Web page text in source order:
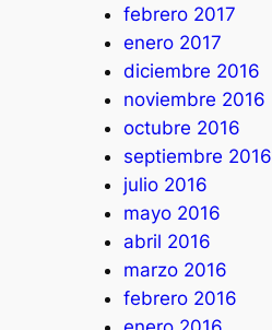
febrero 2017
enero 2017
diciembre 2016
noviembre 2016
octubre 2016
septiembre 2016
julio 2016
mayo 2016
abril 2016
marzo 2016
febrero 2016